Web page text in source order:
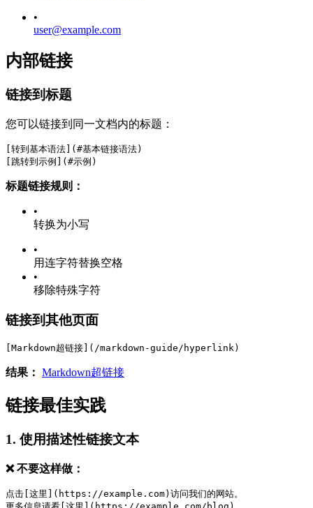
•
user@example.com
内部链接
链接到标题
您可以链接到同一文档内的标题：
[转到基本语法](#基本链接语法)
[跳转到示例](#示例)
标题链接规则：
•
转换为小写
•
用连字符替换空格
•
移除特殊字符
链接到其他页面
[Markdown超链接](/markdown-guide/hyperlink)
结果： Markdown超链接
链接最佳实践
1. 使用描述性链接文本
❌ 不要这样做：
点击[这里](https://example.com)访问我们的网站。